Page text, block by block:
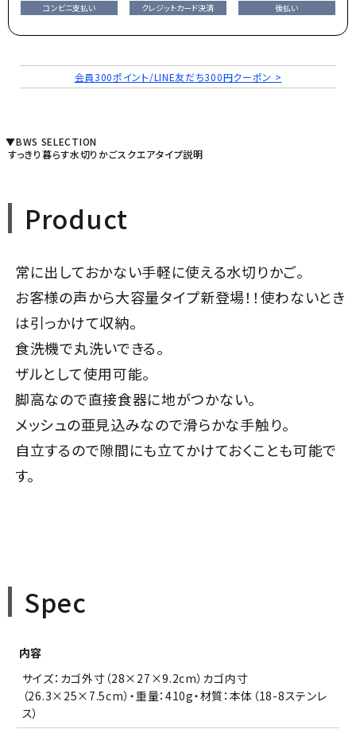
コンビニ支払い クレジットカード決済 後払い
会員300ポイント/LINE友だち300円クーポン >
▼BWS SELECTION
すっきり暮らす水切りかごスクエアタイプ説明
Product
常に出しておかない手軽に使える水切りかご。
お客様の声から大容量タイプ新登場！！使わないとき
は引っかけて収納。
食洗機で丸洗いできる。
ザルとして使用可能。
脚高なので直接食器に地がつかない。
メッシュの亜見込みなので滑らかな手触り。
自立するので隙間にも立てかけておくことも可能で
す。
Spec
内容
サイズ：カゴ外寸（28×27×9.2cm）カゴ内寸
（26.3×25×7.5cm）・重量：410g・材質：本体（18-8ステンレ
ス）